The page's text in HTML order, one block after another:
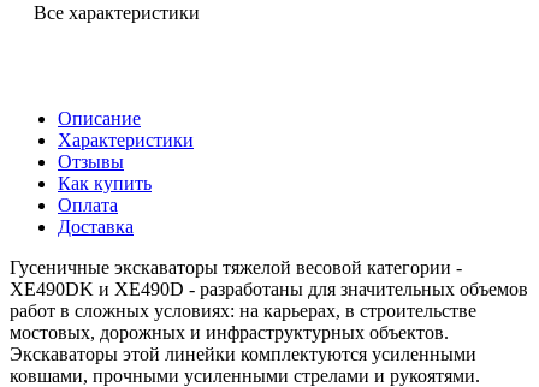
Все характеристики
Описание
Характеристики
Отзывы
Как купить
Оплата
Доставка
Гусеничные экскаваторы тяжелой весовой категории -
ХЕ490DK и XE490D - разработаны для значительных объемов
работ в сложных условиях: на карьерах, в строительстве
мостовых, дорожных и инфраструктурных объектов.
Экскаваторы этой линейки комплектуются усиленными
ковшами, прочными усиленными стрелами и рукоятями.